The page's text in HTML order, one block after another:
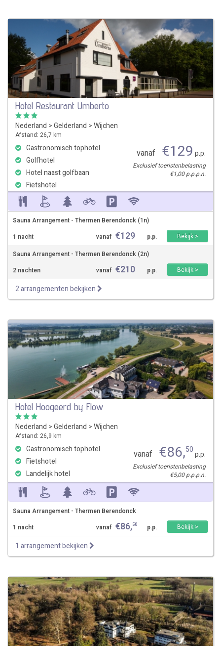
Hotel Restaurant Umberto
Nederland >Gelderland >Wijchen
Afstand: 26,7 km
Gastronomisch tophotel
Golfhotel
Hotel naast golfbaan
Fietshotel
vanaf €129 p.p.
Exclusief toeristenbelasting
€1,00 p.p.p.n.
Sauna Arrangement - Thermen Berendonck (1n)
1 nacht
vanaf €129 p.p.
Bekijk >
Sauna Arrangement - Thermen Berendonck (2n)
2 nachten
vanaf €210 p.p. Bekijk >
2 arrangementen bekijken
Hotel Hoogeerd by Flow
Nederland >Gelderland >Wijchen
Afstand: 26,9 km
Gastronomisch tophotel
Fietshotel
Landelijk hotel
vanaf €86,50p.p.
Exclusief toeristenbelasting
€5,00 p.p.p.n.
Sauna Arrangement - Thermen Berendonck
1 nacht
vanaf €86,50 p.p. Bekijk >
1 arrangement bekijken